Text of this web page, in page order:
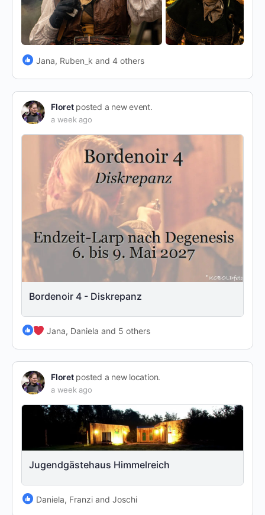
Jana, Ruben_k and 4 others
Floretposted a new event.
a week ago
Bordenoir 4 - Diskrepanz
Jana, Daniela and 5 others
Floretposted a new location.
a week ago
Jugendgästehaus Himmelreich
Daniela, Franzi and Joschi